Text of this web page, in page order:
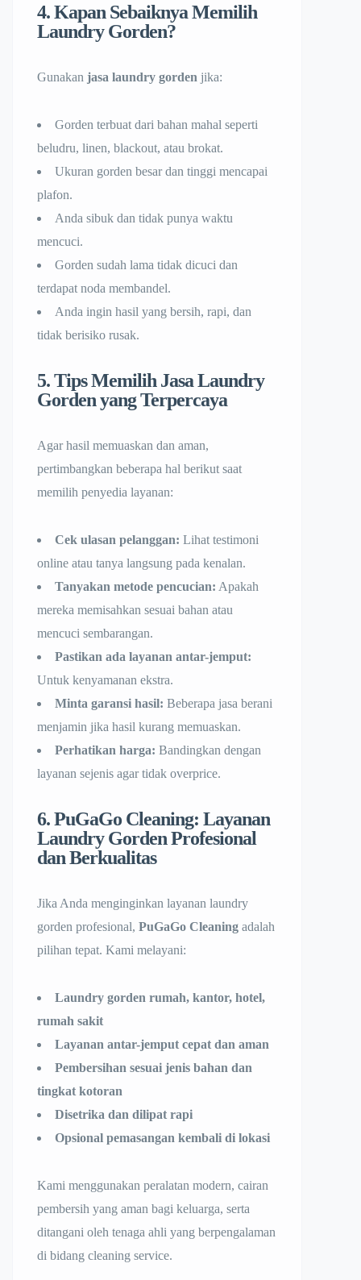
4. Kapan Sebaiknya Memilih
Laundry Gorden?
Gunakan jasa laundry gorden jika:
Gorden terbuat dari bahan mahal seperti
beludru, linen, blackout, atau brokat.
Ukuran gorden besar dan tinggi mencapai
plafon.
Anda sibuk dan tidak punya waktu
mencuci.
Gorden sudah lama tidak dicuci dan
terdapat noda membandel.
Anda ingin hasil yang bersih, rapi, dan
tidak berisiko rusak.
5. Tips Memilih Jasa Laundry
Gorden yang Terpercaya
Agar hasil memuaskan dan aman,
pertimbangkan beberapa hal berikut saat
memilih penyedia layanan:
Cek ulasan pelanggan: Lihat testimoni
online atau tanya langsung pada kenalan.
Tanyakan metode pencucian: Apakah
mereka memisahkan sesuai bahan atau
mencuci sembarangan.
Pastikan ada layanan antar-jemput:
Untuk kenyamanan ekstra.
Minta garansi hasil: Beberapa jasa berani
menjamin jika hasil kurang memuaskan.
Perhatikan harga: Bandingkan dengan
layanan sejenis agar tidak overprice.
6. PuGaGo Cleaning: Layanan
Laundry Gorden Profesional
dan Berkualitas
Jika Anda menginginkan layanan laundry
gorden profesional, PuGaGo Cleaning adalah
pilihan tepat. Kami melayani:
Laundry gorden rumah, kantor, hotel,
rumah sakit
Layanan antar-jemput cepat dan aman
Pembersihan sesuai jenis bahan dan
tingkat kotoran
Disetrika dan dilipat rapi
Opsional pemasangan kembali di lokasi
Kami menggunakan peralatan modern, cairan
pembersih yang aman bagi keluarga, serta
ditangani oleh tenaga ahli yang berpengalaman
di bidang cleaning service.